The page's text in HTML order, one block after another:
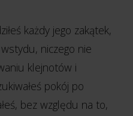
każdy jego zakątek,
niczego nie
klejnotów i
pokój po
bez względu na to,